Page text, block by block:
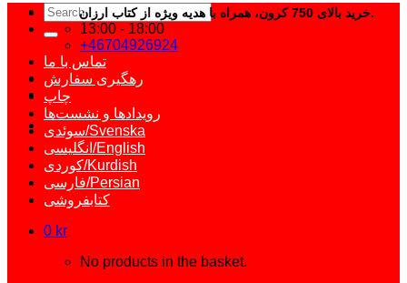
خرید بالای 750 کرون، همراه با هدیه ویژه از کتاب ارزان.
13:00 - 18:00
+46704926924
Search
for:
تماس با ما
رهگیری سفارش
چاپ
رویدادها و نشست‌ها
سوئدی/Svenska
انگلیسی/English
کوردی/Kurdish
فارسی/Persian
کتابفروشی
0 kr
No products in the basket.